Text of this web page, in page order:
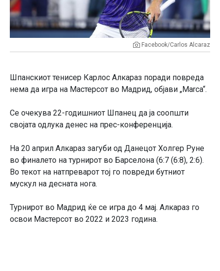
Facebook/Carlos Alcaraz
Шпанскиот тенисер Карлос Алкараз поради повреда
нема да игра на Мастерсот во Мадрид, објави „Marca“.
Се очекува 22-годишниот Шпанец да ја соопшти
својата одлука денес на прес-конференција.
На 20 април Алкараз загуби од Данецот Холгер Руне
во финалето на турнирот во Барселона (6:7 (6:8), 2:6).
Во текот на натпреварот тој го повреди бутниот
мускул на десната нога.
Турнирот во Мадрид ќе се игра до 4 мај. Алкараз го
освои Мастерсот во 2022 и 2023 година.